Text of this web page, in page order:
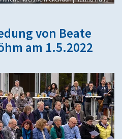
von Beate
am 1.5.2022